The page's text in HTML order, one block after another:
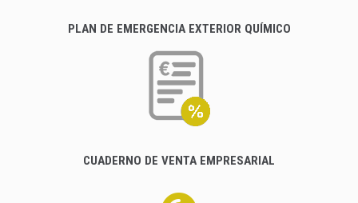
PLAN DE EMERGENCIA EXTERIOR QUÍMICO
CUADERNO DE VENTA EMPRESARIAL